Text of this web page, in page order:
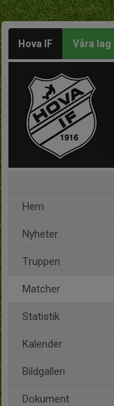
Hova IF Våra lag
Hem
Nyheter
Truppen
Matcher
Statistik
Kalender
Bildgalleri
Dokument